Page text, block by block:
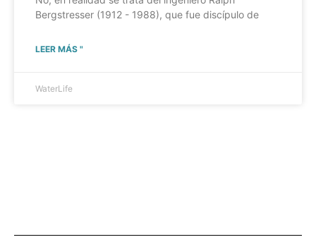
Bergstresser (1912 - 1988), que fue discípulo de
LEER MÁS "
WaterLife